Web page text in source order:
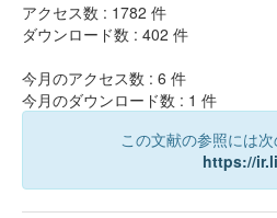
アクセス数 : 1782 件
ダウンロード数 : 402 件
今月のアクセス数 : 6 件
今月のダウンロード数 : 1 件
この文献の参照には
https://